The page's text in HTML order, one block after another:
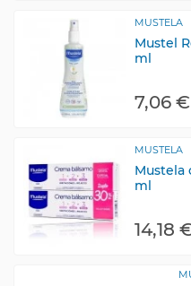
MUSTELA
Mustel
ml
7,06 €
MUSTELA
Mustela
ml
14,18